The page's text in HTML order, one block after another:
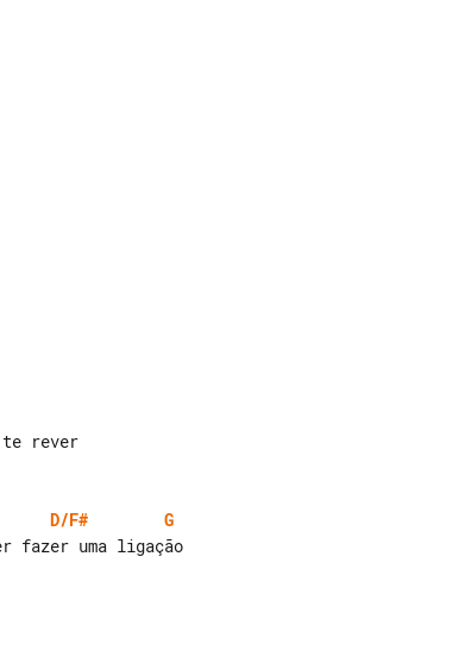
D/F#
G